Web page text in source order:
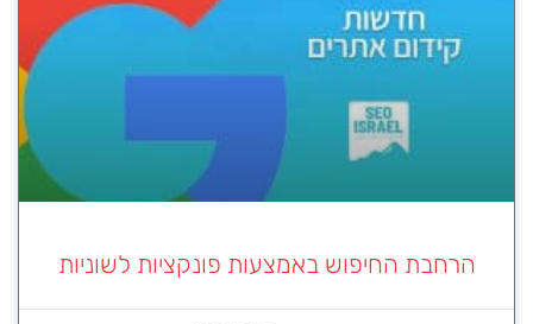
הרחבת החיפוש באמצעות פונקציות לשוניות